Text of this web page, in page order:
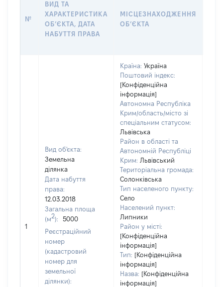
№
ВИД ТА
ХАРАКТЕРИСТИКА
ОБʼЄКТА, ДАТА
НАБУТТЯ ПРАВА
МІСЦЕЗНАХОДЖЕННЯ
ОБʼЄКТА
1
Вид об'єкта:
Земельна
ділянка
Дата набуття
права:
12.03.2018
Загальна площа
(м2):
5000
Реєстраційний
номер
(кадастровий
номер для
земельної
ділянки):
Країна: Україна
Поштовий індекс:
[Конфіденційна
інформація]
Автономна Республіка
Крим/область/місто зі
спеціальним статусом:
Львівська
Район в області та
Автономній Республіці
Крим: Львівський
Територіальна громада:
Солонківська
Тип населеного пункту:
Село
Населений пункт:
Липники
Район у місті:
[Конфіденційна
інформація]
Тип: [Конфіденційна
інформація]
Назва: [Конфіденційна
інформація]